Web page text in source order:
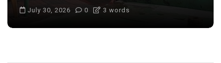
July 30, 2026 0 3 words